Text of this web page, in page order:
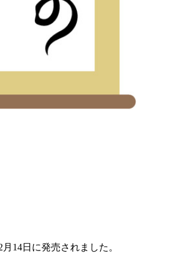
14日に発売されました。